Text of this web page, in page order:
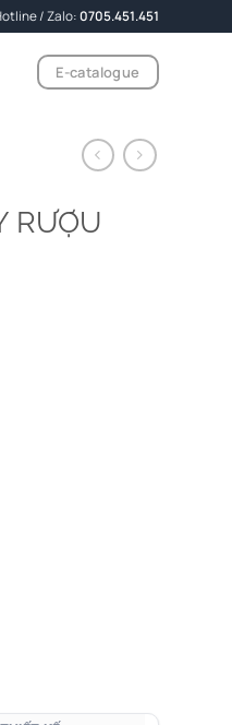
/ Zalo:0705.451.451
E-catalogue
RƯỢU